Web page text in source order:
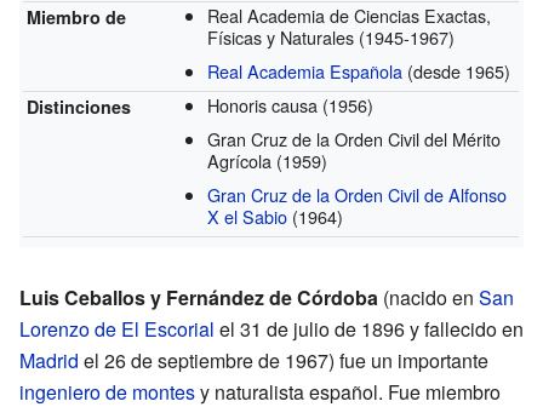
Miembro de
Real Academia de Ciencias Exactas,
Físicas y Naturales (1945-1967)
Real Academia Española (desde 1965)
Distinciones Honoris causa (1956)
Gran Cruz de la Orden Civil del Mérito
Agrícola (1959)
Gran Cruz de la Orden Civil de Alfonso
X el Sabio (1964)
Luis Ceballos y Fernández de Córdoba (nacido en San
Lorenzo de El Escorial el 31 de julio de 1896 y fallecido en
Madrid el 26 de septiembre de 1967) fue un importante
ingeniero de montesy naturalista español. Fue miembro